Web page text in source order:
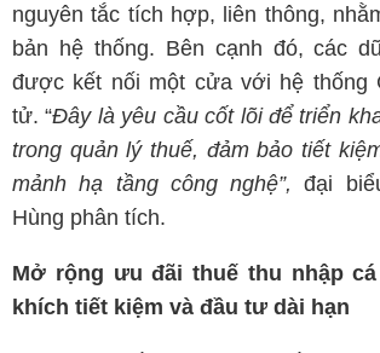
nguyên tắc tích hợp, liên thông,
bản hệ thống. Bên cạnh đó, các
được kết nối một cửa với hệ thống
tử. “Đây là yêu cầu cốt lõi để triển
trong quản lý thuế, đảm bảo tiết
mảnh hạ tầng công nghệ”, đại
Hùng phân tích.
Mở rộng ưu đãi thuế thu nhập cá
khích tiết kiệm và đầu tư dài hạn